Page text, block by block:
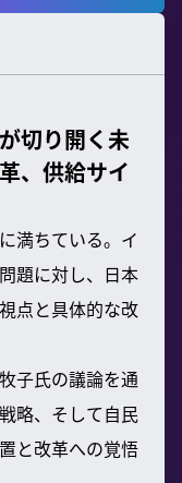
切り開く未
、供給サイ
満ちている。イ
題に対し、日本
点と具体的な改
子氏の議論を通
略、そして自民
と改革への覚悟